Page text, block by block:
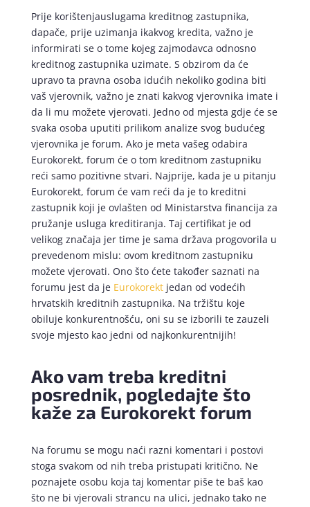
Prije korištenjauslugama kreditnog zastupnika,
dapače, prije uzimanja ikakvog kredita, važno je
informirati se o tome kojeg zajmodavca odnosno
kreditnog zastupnika uzimate. S obzirom da će
upravo ta pravna osoba idućih nekoliko godina biti
vaš vjerovnik, važno je znati kakvog vjerovnika imate i
da li mu možete vjerovati. Jedno od mjesta gdje će se
svaka osoba uputiti prilikom analize svog budućeg
vjerovnika je forum. Ako je meta vašeg odabira
Eurokorekt, forum će o tom kreditnom zastupniku
reći samo pozitivne stvari. Najprije, kada je u pitanju
Eurokorekt, forum će vam reći da je to kreditni
zastupnik koji je ovlašten od Ministarstva financija za
pružanje usluga kreditiranja. Taj certifikat je od
velikog značaja jer time je sama država progovorila u
prevedenom mislu: ovom kreditnom zastupniku
možete vjerovati. Ono što ćete također saznati na
forumu jest da je Eurokorektjedan od vodećih
hrvatskih kreditnih zastupnika. Na tržištu koje
obiluje konkurentnošću, oni su se izborili te zauzeli
svoje mjesto kao jedni od najkonkurentnijih!
Ako vam treba kreditni
posrednik, pogledajte što
kaže za Eurokorekt forum
Na forumu se mogu naći razni komentari i postovi
stoga svakom od nih treba pristupati kritično. Ne
poznajete osobu koja taj komentar piše te baš kao
što ne bi vjerovali strancu na ulici, jednako tako ne